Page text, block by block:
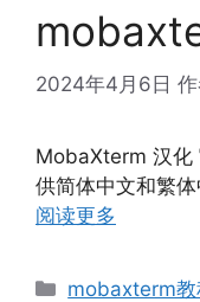
2024年4月6日
MobaXterm 汉化
供简体中文和繁
阅读更多
分
mobaxterm教